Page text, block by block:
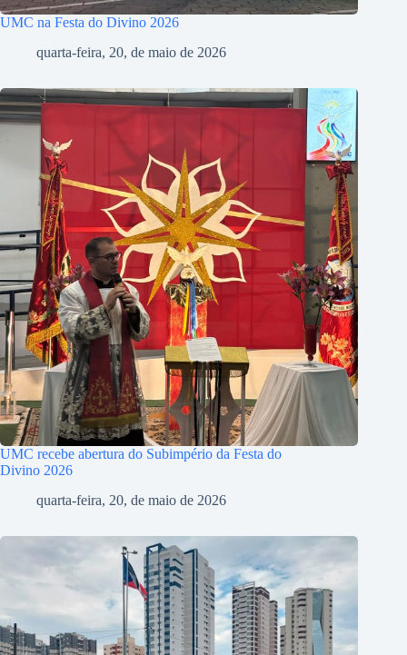
UMC na Festa do Divino 2026
quarta-feira, 20, de maio de 2026
UMC recebe abertura do Subimpério da Festa do
Divino 2026
quarta-feira, 20, de maio de 2026